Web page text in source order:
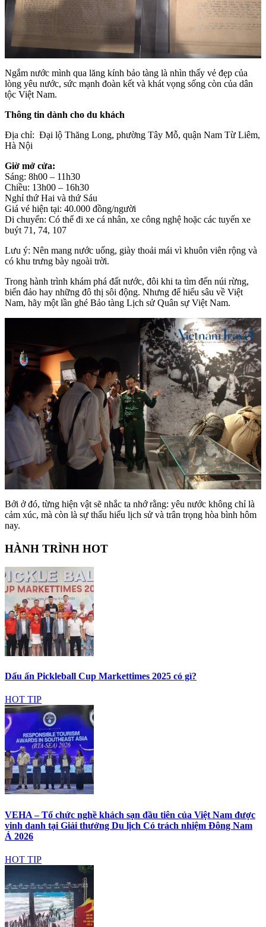
Ngắm nước mình qua lăng kính bảo tàng là nhìn thấy vẻ đẹp của
lòng yêu nước, sức mạnh đoàn kết và khát vọng sống còn của dân
tộc Việt Nam.
Thông tin dành cho du khách
Địa chỉ: Đại lộ Thăng Long, phường Tây Mỗ, quận Nam Từ Liêm,
Hà Nội
Giờ mở cửa:
Sáng: 8h00 – 11h30
Chiều: 13h00 – 16h30
Nghỉ thứ Hai và thứ Sáu
Giá vé hiện tại: 40.000 đồng/người
Di chuyển: Có thể đi xe cá nhân, xe công nghệ hoặc các tuyến xe
buýt 71, 74, 107
Lưu ý: Nên mang nước uống, giày thoải mái vì khuôn viên rộng và
có khu trưng bày ngoài trời.
Trong hành trình khám phá đất nước, đôi khi ta tìm đến núi rừng,
biển đảo hay những đô thị sôi động. Nhưng để hiểu sâu về Việt
Nam, hãy một lần ghé Bảo tàng Lịch sử Quân sự Việt Nam.
Bởi ở đó, từng hiện vật sẽ nhắc ta nhớ rằng: yêu nước không chỉ là
cảm xúc, mà còn là sự thấu hiểu lịch sử và trân trọng hòa bình hôm
nay.
HÀNH TRÌNH HOT
Dấu ấn Pickleball Cup Markettimes 2025 có gì?
HOT TIP
VEHA – Tổ chức nghề khách sạn đầu tiên của Việt Nam được
vinh danh tại Giải thưởng Du lịch Có trách nhiệm Đông Nam
Á 2026
HOT TIP